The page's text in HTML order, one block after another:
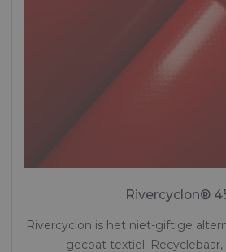
Rivercyclon®
Rivercyclon is het niet-giftige
gecoat textiel.